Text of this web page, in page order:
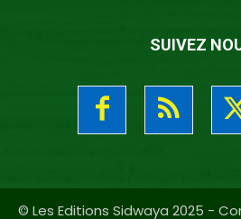
SUIVEZ
© Les Editions Sidwaya 2025 -